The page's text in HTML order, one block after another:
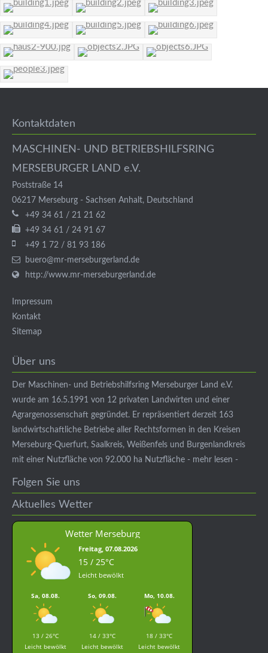
Kontaktdaten
MASCHINEN- UND BETRIEBSHILFSRING
MERSEBURGER LAND e.V.
Poststraße 14
06217 Merseburg -Sachsen Anhalt,
Deutschland
+49 34 61 / 21 21 62
+49 34 61 / 24 91 67
+49 1 72 / 81 93 186
buero@mr-merseburgerland.de
http://www.mr-merseburgerland.de
Impressum
Kontakt
Sitemap
Über uns
Der Maschinen- und Betriebshilfsring Merseburger Land e.V.
wurde am 16.5.1991 von 12 privaten Landwirten und einer
Agrargenossenschaft gegründet. Er repräsentiert derzeit 163
landwirtschaftliche Betriebe aller Rechtsformen in den Kreisen
Merseburg-Querfurt, Saalkreis, Weißenfels und Burgenlandkreis
mit einer Nutzfläche von 92.000 ha Nutzfläche - mehr lesen -
Folgen Sie uns
Aktuelles Wetter
Wetter Merseburg
Freitag, 07.08.2026
15 / 25°C
Leicht bewölkt
Sa, 08.08.
13 / 26°C
Leicht bewölkt
So, 09.08.
14 / 33°C
Leicht bewölkt
Mo, 10.08.
18 / 33°C
Leicht bewölkt